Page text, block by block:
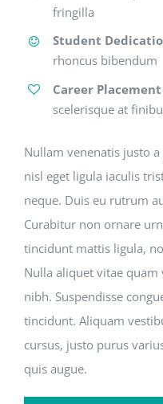
fringilla
Student
rhoncus bibendum
Career Placement
scelerisque at
Nullam venenatis justo
nisl eget ligula iaculis
neque. Duis eu rutrum
Curabitur non ornare
tincidunt mattis ligula,
Nulla aliquet vitae
nibh. Suspendisse
tincidunt. Aliquam
cursus, justo purus
quis augue.